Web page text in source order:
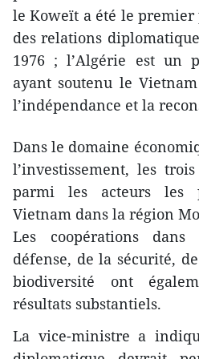
le Koweït a été le premier
des relations
1976 ; l’Algérie est un
ayant soutenu le
l’indépendance et la
Dans le domaine
l’investissement, les
parmi les acteurs les
Vietnam dans la région
Les coopérations
défense, de la sécurité,
biodiversité ont
résultats substantiels.
La vice-ministre a